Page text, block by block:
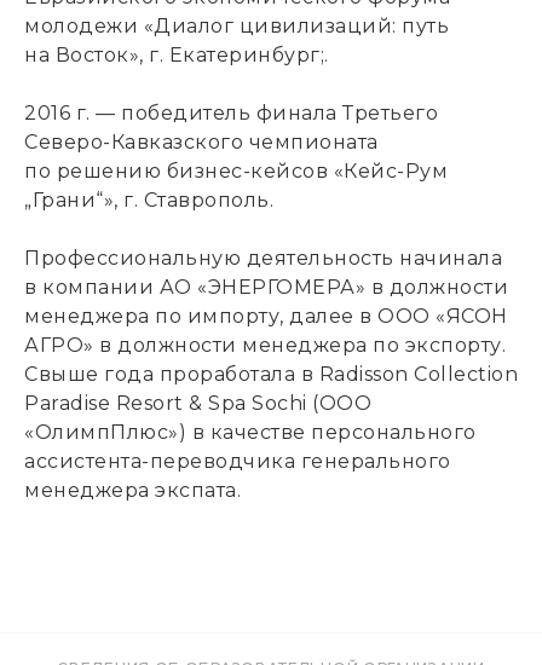
молодежи «Диалог цивилизаций: путь
на Восток», г. Екатеринбург;.
2016 г. — победитель финала Третьего
Северо-Кавказского чемпионата
по решению бизнес-кейсов «Кейс-Рум
„Грани“», г. Ставрополь.
Профессиональную деятельность начинала
в компании АО «ЭНЕРГОМЕРА» в должности
менеджера по импорту, далее в ООО «ЯСОН
АГРО» в должности менеджера по экспорту.
Свыше года проработала в Radisson Collection
Paradise Resort & Spa Sochi (ООО
«ОлимпПлюс») в качестве персонального
ассистента-переводчика генерального
менеджера экспата.